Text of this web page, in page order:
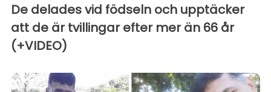
De delades vid födseln och upptäcker
att de är tvillingar efter mer än 66 år
(+VIDEO)